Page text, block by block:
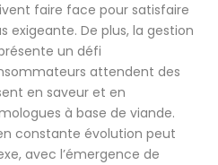
faire face pour satisfaire
exigeante. De plus, la gestion
un défi
attendent des
en saveur et en
à base de viande.
constante évolution peut
avec l’émergence de